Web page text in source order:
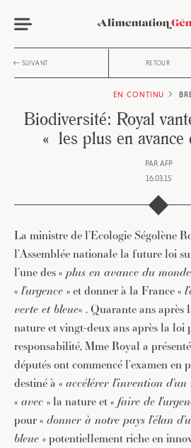
SUIVANT RETOUR
EN CONTINU
Biodiversité: Royal
« les plus en
PAR AFP
16.03.15
La ministre de l’Ecologie Ségolène
l’Assemblée nationale la future loi
l’une des « plus en avance du monde
« l’urgence » et donner à la France «
verte et bleue« . Quarante ans après
nature et vingt-deux ans après la loi
responsabilité, Mme Royal a
députés ont commencé l’examen en
destiné à « accélérer l’invention
« avec » la nature et « faire de
pour « donner à notre pays l’élan
bleue » potentiellement riche en